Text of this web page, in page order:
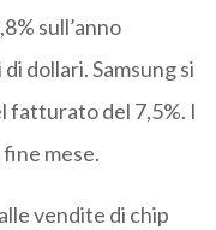
sull’anno
dollari. Samsung si
fatturato del 7,5%. I
mese.
vendite di chip